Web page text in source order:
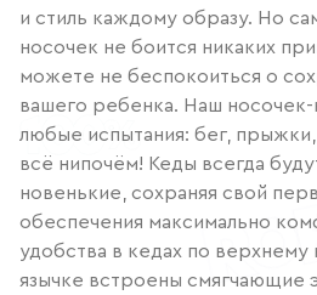
и стиль каждому образу. Но
носочек не боится никаких
можете не беспокоиться о
вашего ребенка. Наш
любые испытания: бег,
всё нипочём! Кеды всегда
новенькие, сохраняя свой
обеспечения максимально
удобства в кедах по верхнему
язычке встроены смягчающие